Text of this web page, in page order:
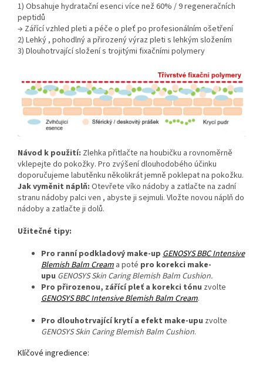
1) Obsahuje hydratační esenci více než 60% / 9 regeneračních
peptidů
→ Zářící vzhled pleti a péče o pleť po profesionálním ošetření
2) Lehký , pohodlný a přirozený výraz pleti s lehkým složením
3) Dlouhotrvající složení s trojitými fixačními polymery
Návod k použití: Zlehka přitlačte na houbičku a rovnoměrně
vklepejte do pokožky. Pro zvýšení dlouhodobého účinku
doporučujeme labutěnku několikrát jemně poklepat na pokožku.
Jak vyměnit náplň: Otevřete víko nádoby a zatlačte na zadní
stranu nádoby palci ven , abyste ji sejmuli. Vložte novou náplň do
nádoby a zatlačte ji dolů.
Užitečné tipy:
Pro ranní podkladový make-up GENOSYS BBC Intensive
Blemish Balm Cream a poté pro korekci make-
upu GENOSYS Skin Caring Blemish Balm Cushion.
Pro přirozenou, zářící pleť a korekci tónu zvolte
GENOSYS BBC Intensive Blemish Balm Cream.
Pro dlouhotrvající krytía efekt make-upu zvolte
GENOSYS Skin Caring Blemish Balm Cushion.
Klíčové ingredience: